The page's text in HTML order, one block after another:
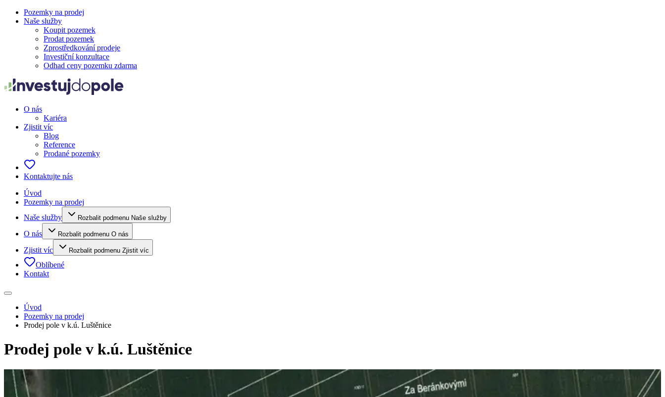
Pozemky na prodej
Naše služby
Koupit pozemek
Prodat pozemek
Zprostředkování prodeje
Investiční konzultace
Odhad ceny pozemku zdarma
O nás
Kariéra
Zjistit víc
Blog
Reference
Prodané pozemky
Kontaktujte nás
Úvod
Pozemky na prodej
Naše služby
Rozbalit podmenu Naše služby
O nás Rozbalit podmenu O nás
Zjistit víc Rozbalit podmenu Zjistit víc
Oblíbené
Kontakt
Úvod
Pozemky na prodej
Prodej pole v k.ú. Luštěnice
Prodej pole v k.ú. Luštěnice